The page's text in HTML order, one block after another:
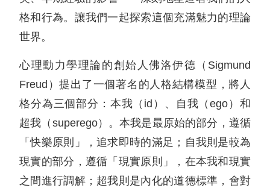
格和行為。讓我們一起探索這個充滿魅力的理論
世界。
心理動力學理論的創始人佛洛伊德（Sigmund
Freud）提出了一個著名的人格結構模型，將人
格分為三個部分：本我（id）、自我（ego）和
超我（superego）。本我是最原始的部分，遵循
「快樂原則」，追求即時的滿足；自我則是較為
現實的部分，遵循「現實原則」，在本我和現實
之間進行調解；超我則是內化的道德標準，會對